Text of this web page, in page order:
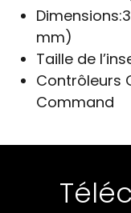
Dimensions:
mm)
Taille de
Contrôleurs
Command